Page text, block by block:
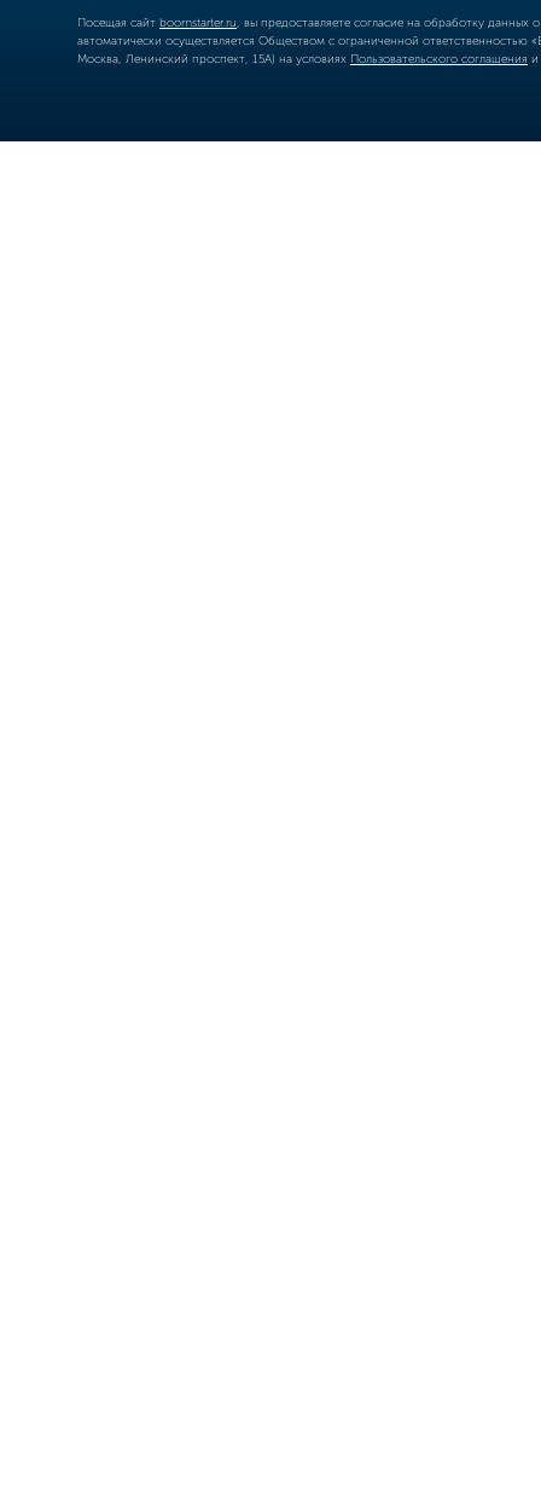
Посещая сайт boomstarter.ru , вы предоставляете согласие на обработку
автоматически осуществляется Обществом с ограниченной
Москва, Ленинский проспект, 15А) на условиях Пользовательского соглашения и